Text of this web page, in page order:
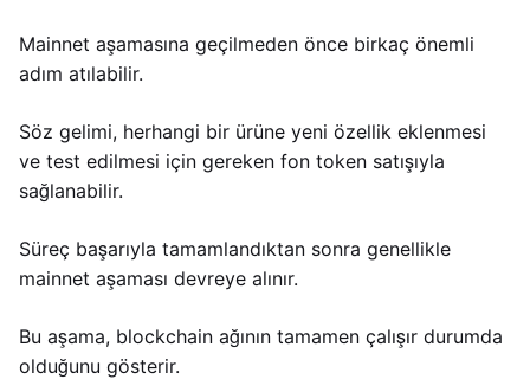
Mainnet aşamasına geçilmeden önce birkaç önemli
adım atılabilir.
Söz gelimi, herhangi bir ürüne yeni özellik eklenmesi
ve test edilmesi için gereken fon token satışıyla
sağlanabilir.
Süreç başarıyla tamamlandıktan sonra genellikle
mainnet aşaması devreye alınır.
Bu aşama, blockchain ağının tamamen çalışır durumda
olduğunu gösterir.